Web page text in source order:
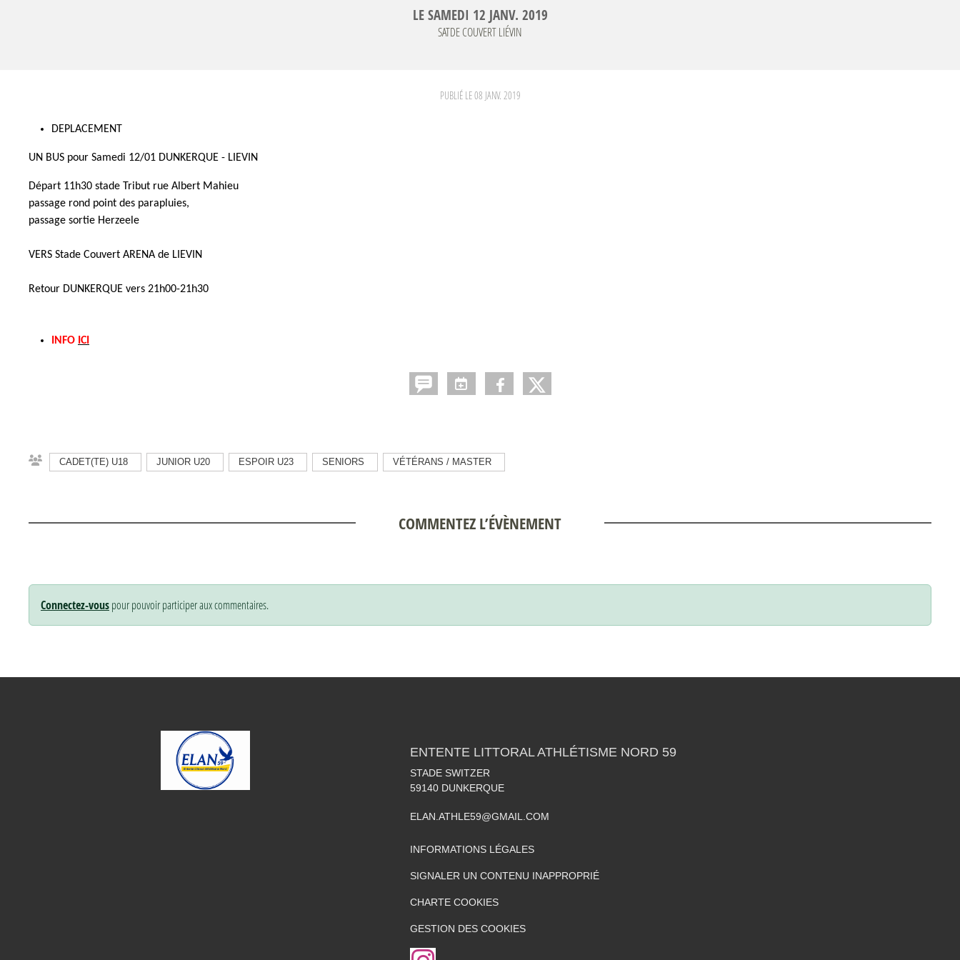
LESAMEDI 12 JANV. 2019
SATDE COUVERTLIÉVIN
PUBLIÉ LE08 JANV. 2019
DEPLACEMENT
UN BUS pour Samedi 12/01 DUNKERQUE - LIEVIN
Départ 11h30 stade Tribut rue Albert Mahieu
passage rond point des parapluies,
passage sortie Herzeele
VERS Stade Couvert ARENA de LIEVIN
Retour DUNKERQUE vers 21h00-21h30
INFO ICI
CADET(TE) U18 JUNIOR U20 ESPOIR U23 SENIORS VÉTÉRANS / MASTER
COMMENTEZ L’ÉVÈNEMENT
Connectez-vouspour pouvoir participer aux commentaires.
ENTENTE LITTORAL ATHLÉTISME NORD 59
STADE SWITZER
59140 DUNKERQUE
ELAN.ATHLE59@GMAIL.COM
INFORMATIONS LÉGALES
SIGNALER UN CONTENU INAPPROPRIÉ
CHARTE COOKIES
GESTION DES COOKIES